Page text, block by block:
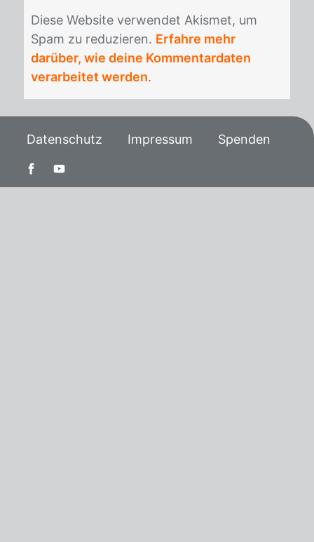
Die­se Web­site ver­wen­det Akis­met, um
Spam zu re­du­zie­ren. Erfahre mehr
darüber, wie deine Kommentardaten
verarbeitet werden.
Datenschutz Impressum Spenden